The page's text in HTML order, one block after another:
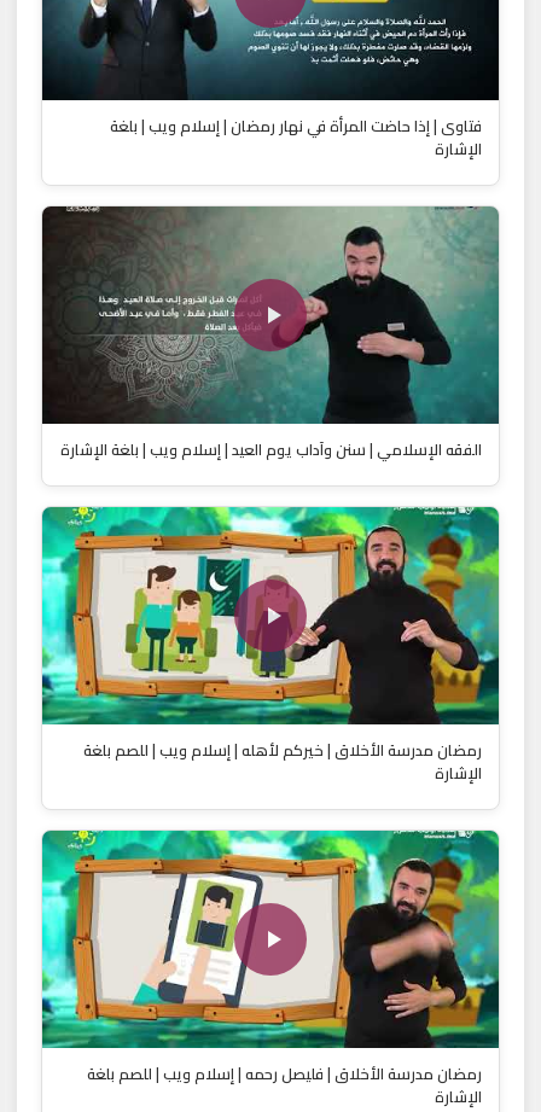
فتاوى | إذا حاضت المرأة في نهار رمضان | إسلام ويب | بلغة
الإشارة
الفقه الإسلامي | ‎سنن وآداب يوم العيد | إسلام ويب | بلغة الإشارة
رمضان مدرسة الأخلاق | خيركم لأهله | إسلام ويب | للصم بلغة
الإشارة
رمضان مدرسة الأخلاق | فليصل رحمه | إسلام ويب | للصم بلغة
الإشارة